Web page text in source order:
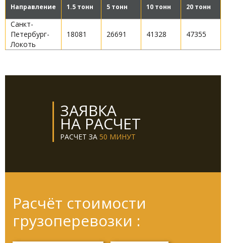
Направление 1.5 тонн 5 тонн 10 тонн 20 тонн
Санкт-
Петербург-
Локоть
18081 26691 41328 47355
ЗАЯВКА
НА РАСЧЕТ
РАСЧЕТ ЗА 50 МИНУТ
Расчёт стоимости
грузоперевозки :